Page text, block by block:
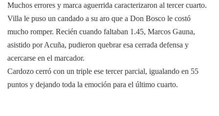
Muchos errores y marca aguerrida caracterizaron al tercer cuarto.
Villa le puso un candado a su aro que a Don Bosco le costó
mucho romper. Recién cuando faltaban 1.45, Marcos Gauna,
asistido por Acuña, pudieron quebrar esa cerrada defensa y
acercarse en el marcador.
Cardozo cerró con un triple ese tercer parcial, igualando en 55
puntos y dejando toda la emoción para el último cuarto.